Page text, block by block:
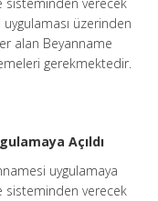
üzerinden
alan Beyanname
gerekmektedir.
Açıldı
uygulamaya
sisteminden verecek